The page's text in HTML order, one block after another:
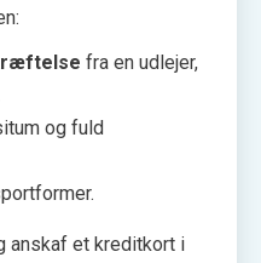
fra en udlejer,
og fuld
anskaf et kreditkort i